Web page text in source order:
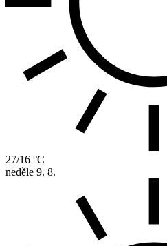
27/16 °C
neděle 9. 8.